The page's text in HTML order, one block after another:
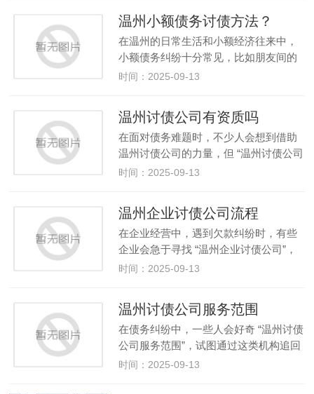
手，甚至动过委托温州讨债公司…
温州小额债务讨债方法？
在温州的日常生活和小额经济往来中，
小额债务纠纷十分常见，比如朋友间的
借款、小额货款拖欠等。面对这类 “数额
借助温州讨债公司。但实…
时间：2025-09-13
温州讨债公司有资质吗
在面对债务难题时，不少人会想到借助
温州讨债公司的力量，但 “温州讨债公司
有资质吗” 这一问题始终是绕不开的关键
其本身的经营行为就属于…
时间：2025-09-13
温州企业讨债公司流程
在企业经营中，遇到欠款纠纷时，有些
企业会急于寻找 “温州企业讨债公司”，
甚至想了解 “温州企业讨债公司流程”。
债公司” 及其 “流程”…
时间：2025-09-13
温州讨债公司服务范围
在债务纠纷中，一些人会好奇 “温州讨债
公司服务范围”，试图通过这类机构追回
欠款。但需要明确的是，我国法律严禁
时间：2025-09-13